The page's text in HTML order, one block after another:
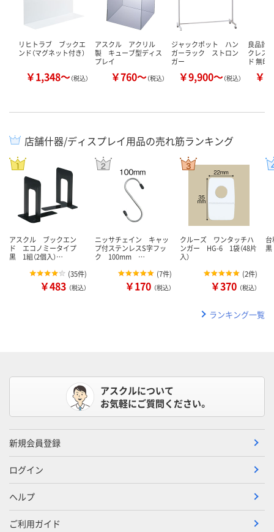
リヒトラブ ブックエ
ンド（マグネット付き）
￥1,348～（税込）
アスクル アクリル
製 キューブ型ディス
プレイ
￥760～（税込）
ジャックポット ハン
ガーラック ストロン
ガー
￥9,900～（税込）
良品計
クレス
ド 無印
￥
店舗什器/ディスプレイ用品の売れ筋ランキング
アスクル ブックエン
ド エコノミータイプ
黒 1組（2個入）…
(35件)
￥483 （税込）
ニッサチェイン キャッ
プ付ステンレスS字フッ
ク 100mm …
(7件)
￥170 （税込）
クルーズ ワンタッチハ
ンガー HG-6 1袋（48片
入）
(2件)
￥370 （税込）
台
黒
ランキング一覧
アスクルについて
お気軽にご質問ください。
新規会員登録
ログイン
ヘルプ
ご利用ガイド